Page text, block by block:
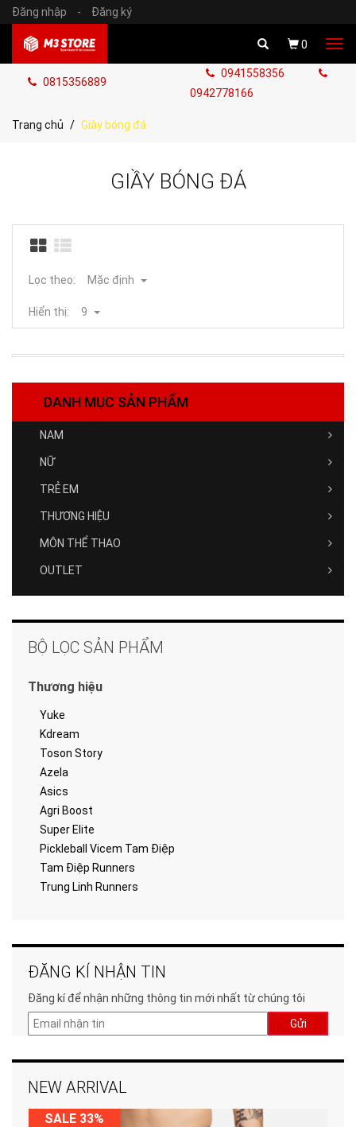
Đăng nhập - Đăng ký
0
0815356889
0941558356
0942778166
Trang chủ Giày bóng đá
GIẦY BÓNG ĐÁ
Lọc theo: Mặc định
Hiển thị: 9
DANH MỤC SẢN PHẨM
NAM
NỮ
TRẺ EM
THƯƠNG HIỆU
MÔN THỂ THAO
OUTLET
BỘ LỌC SẢN PHẨM
Thương hiệu
Yuke
Kdream
Toson Story
Azela
Asics
Agri Boost
Super Elite
Pickleball Vicem Tam Điệp
Tam Điệp Runners
Trung Linh Runners
ĐĂNG KÍ NHẬN TIN
Đăng kí để nhận những thông tin mới nhất từ chúng tôi
Gửi
NEW ARRIVAL
SALE 33%